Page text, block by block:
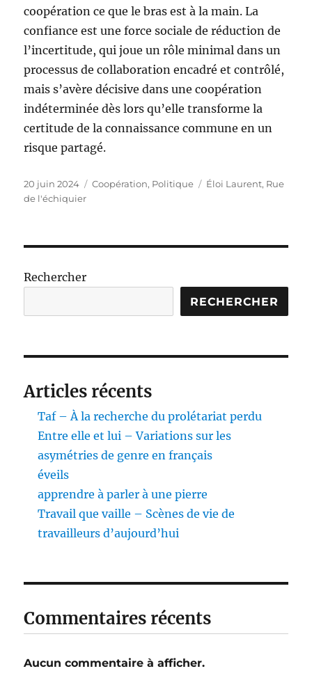
coopération ce que le bras est à la main. La
confiance est une force sociale de réduction de
l’incertitude, qui joue un rôle minimal dans un
processus de collaboration encadré et contrôlé,
mais s’avère décisive dans une coopération
indéterminée dès lors qu’elle transforme la
certitude de la connaissance commune en un
risque partagé.
Publié
le
20 juin 2024 Catégories
Coopération, Politique Étiquettes
Éloi Laurent, Rue
de l'échiquier
Rechercher
RECHERCHER
Articles récents
Taf – À la recherche du prolétariat perdu
Entre elle et lui – Variations sur les
asymétries de genre en français
éveils
apprendre à parler à une pierre
Travail que vaille – Scènes de vie de
travailleurs d’aujourd’hui
Commentaires récents
Aucun commentaire à afficher.